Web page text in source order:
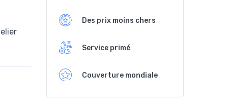
Des prix moins chers
Service primé
Couverture mondiale